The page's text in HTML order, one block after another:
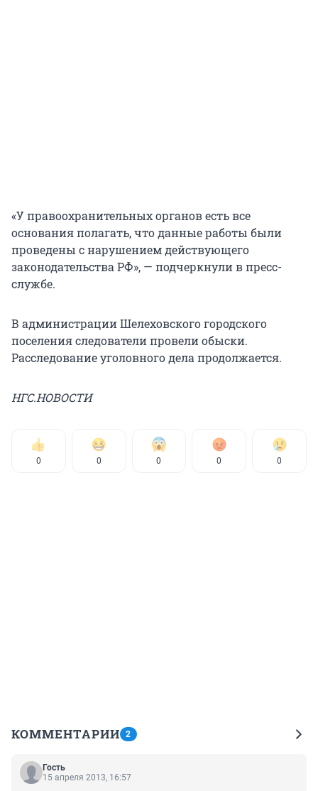
«У правоохранительных органов есть все
основания полагать, что данные работы были
проведены с нарушением действующего
законодательства РФ», — подчеркнули в пресс-
службе.
В администрации Шелеховского городского
поселения следователи провели обыски.
Расследование уголовного дела продолжается.
НГС.НОВОСТИ
0 0 0 0 0
КОММЕНТАРИИ 2
Гость
15 апреля 2013, 16:57